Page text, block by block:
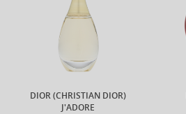
DIOR (CHRISTIAN DIOR)
J'ADORE